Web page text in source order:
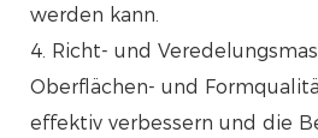
werden kann.
4. Richt- und
Oberflächen- und
effektiv verbessern und die